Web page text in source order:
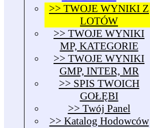
>> TWOJE WYNIKI Z
LOTÓW
>> TWOJE WYNIKI
MP, KATEGORIE
>> TWOJE WYNIKI
GMP, INTER, MR
>> SPIS TWOICH
GOŁĘBI
>> Twój Panel
>> Katalog Hodowców